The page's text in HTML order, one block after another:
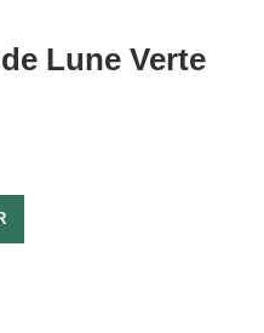
Lune Verte